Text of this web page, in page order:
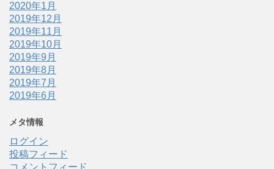
2020年1月
2019年12月
2019年11月
2019年10月
2019年9月
2019年8月
2019年7月
2019年6月
メタ情報
ログイン
投稿フィード
コメントフィード